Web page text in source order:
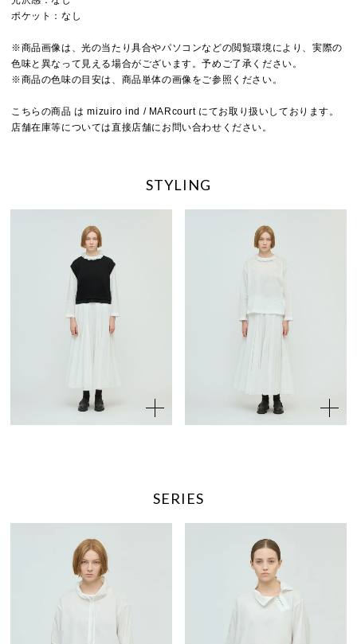
ポケット：なし
※商品画像は、光の当たり具合やパソコンなどの閲覧環境により、実際の
色味と異なって見える場合がございます。予めご了承ください。
※商品の色味の目安は、商品単体の画像をご参照ください。
こちらの商品 は mizuiro ind / MARcourt にてお取り扱いしております。
店舗在庫等については直接店舗にお問い合わせください。
STYLING
SERIES